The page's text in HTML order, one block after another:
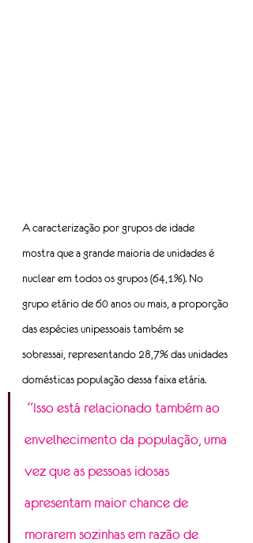
A caracterização por grupos de idade
mostra que a grande maioria de unidades é
nuclear em todos os grupos (64,1%). No
grupo etário de 60 anos ou mais, a proporção
das espécies unipessoais também se
sobressai, representando 28,7% das unidades
domésticas população dessa faixa etária.
“Isso está relacionado também ao
envelhecimento da população, uma
vez que as pessoas idosas
apresentam maior chance de
morarem sozinhas em razão de